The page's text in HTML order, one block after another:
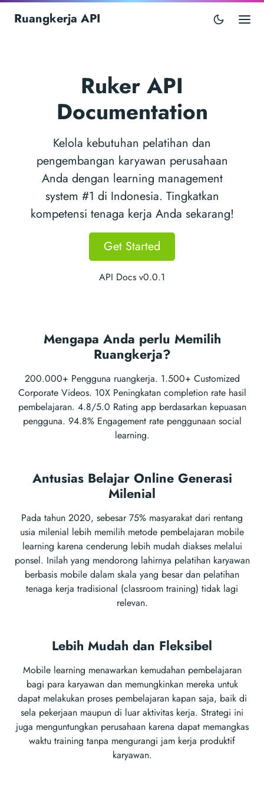
Ruangkerja API
Ruker API
Documentation
Kelola kebutuhan pelatihan dan
pengembangan karyawan perusahaan
Anda dengan learning management
system #1 di Indonesia. Tingkatkan
kompetensi tenaga kerja Anda sekarang!
Get Started
API Docs v0.0.1
Mengapa Anda perlu Memilih
Ruangkerja?
200.000+ Pengguna ruangkerja. 1.500+ Customized
Corporate Videos. 10X Peningkatan completion rate hasil
pembelajaran. 4.8/5.0 Rating app berdasarkan kepuasan
pengguna. 94.8% Engagement rate penggunaan social
learning.
Antusias Belajar Online Generasi
Milenial
Pada tahun 2020, sebesar 75% masyarakat dari rentang
usia milenial lebih memilih metode pembelajaran mobile
learning karena cenderung lebih mudah diakses melalui
ponsel. Inilah yang mendorong lahirnya pelatihan karyawan
berbasis mobile dalam skala yang besar dan pelatihan
tenaga kerja tradisional (classroom training) tidak lagi
relevan.
Lebih Mudah dan Fleksibel
Mobile learning menawarkan kemudahan pembelajaran
bagi para karyawan dan memungkinkan mereka untuk
dapat melakukan proses pembelajaran kapan saja, baik di
sela pekerjaan maupun di luar aktivitas kerja. Strategi ini
juga menguntungkan perusahaan karena dapat memangkas
waktu training tanpa mengurangi jam kerja produktif
karyawan.